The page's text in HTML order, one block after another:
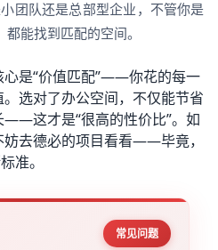
团队还是总部型企业，不管你是
能找到匹配的空间。
心是“价值匹配”——你花的每一
选对了办公空间，不仅能节省
——这才是“很高的性价比”。如
去德必的项目看看——毕竟，
准。
常见问题